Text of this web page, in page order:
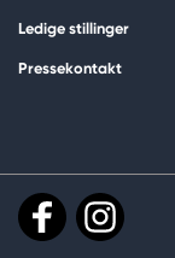
Ledige stillinger
Pressekontakt